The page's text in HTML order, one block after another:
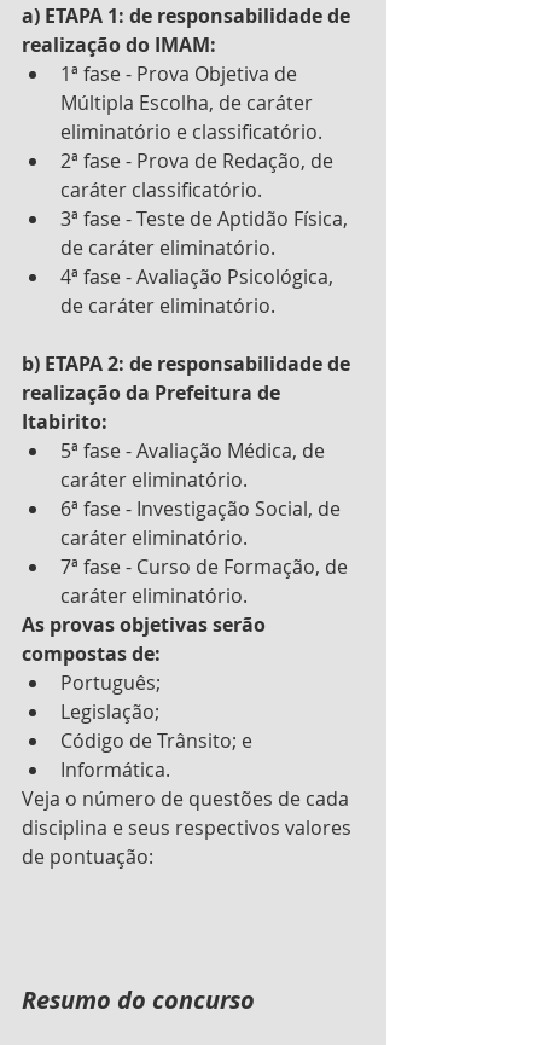
a) ETAPA 1: de responsabilidade de
realização do IMAM:
1ª fase - Prova Objetiva de
Múltipla Escolha, de caráter
eliminatório e classificatório.
2ª fase - Prova de Redação, de
caráter classificatório.
3ª fase - Teste de Aptidão Física,
de caráter eliminatório.
4ª fase - Avaliação Psicológica,
de caráter eliminatório.
b) ETAPA 2: de responsabilidade de
realização da Prefeitura de
Itabirito:
5ª fase - Avaliação Médica, de
caráter eliminatório.
6ª fase - Investigação Social, de
caráter eliminatório.
7ª fase - Curso de Formação, de
caráter eliminatório.
As provas objetivas serão
compostas de:
Português;
Legislação;
Código de Trânsito; e
Informática.
Veja o número de questões de cada
disciplina e seus respectivos valores
de pontuação:
Resumo do concurso